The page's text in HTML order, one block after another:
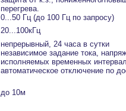
перегрева.
0...50 Гц (до 100 Гц по запросу)
20...100кГц
непрерывный, 24 часа в сутки
независимое задание тока,
исполняемых временных
автоматическое отключение по
до 10м